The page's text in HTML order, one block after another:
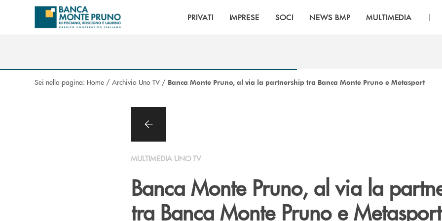
Salta al contenuto principale
PRIVATI IMPRESE SOCI NEWS BMP MULTIMEDIA |
Sei nella pagina: Home / Archivio Uno TV / Banca Monte Pruno, al via la partnership tra Banca Monte Pruno e Metasport
MULTIMEDIA UNO TV
Banca Monte Pruno, al via la
tra Banca Monte Pruno e Metasport